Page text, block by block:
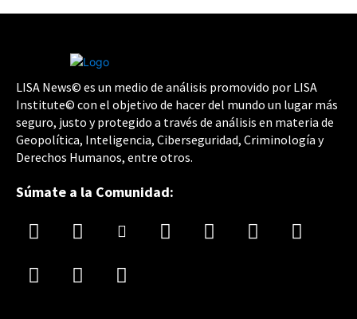
LISA News© es un medio de análisis promovido por LISA
Institute© con el objetivo de hacer del mundo un lugar más
seguro, justo y protegido a través de análisis en materia de
Geopolítica, Inteligencia, Ciberseguridad, Criminología y
Derechos Humanos, entre otros.
Súmate a la Comunidad: